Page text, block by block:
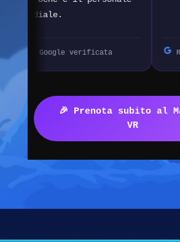
Google verificata
🎉 Prenota subito al
VR